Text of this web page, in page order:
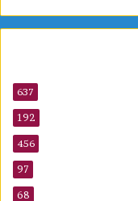
637
192
456
97
68